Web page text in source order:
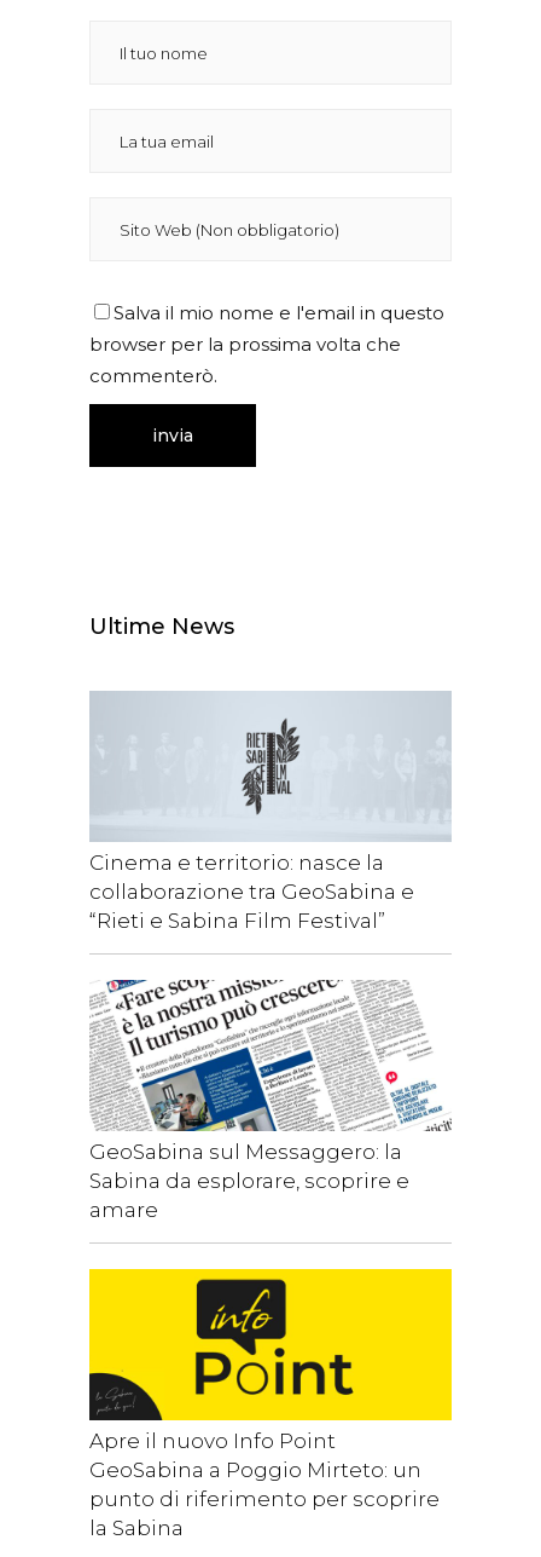
Salva il mio nome e l'email in questo
browser per la prossima volta che
commenterò.
Ultime News
Cinema e territorio: nasce la
collaborazione tra GeoSabina e
“Rieti e Sabina Film Festival”
GeoSabina sul Messaggero: la
Sabina da esplorare, scoprire e
amare
Apre il nuovo Info Point
GeoSabina a Poggio Mirteto: un
punto di riferimento per scoprire
la Sabina